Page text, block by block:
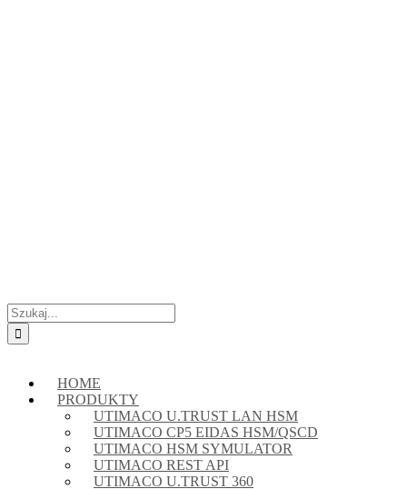
Szukaj
HOME
PRODUKTY
UTIMACO U.TRUST LAN HSM
UTIMACO CP5 EIDAS HSM/QSCD
UTIMACO HSM SYMULATOR
UTIMACO REST API
UTIMACO U.TRUST 360